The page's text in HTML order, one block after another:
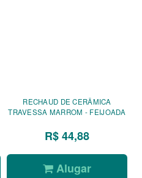
RECHAUD DE CERÂMICA
TRAVESSA MARROM - FEIJOADA
R$ 44,88
Alugar